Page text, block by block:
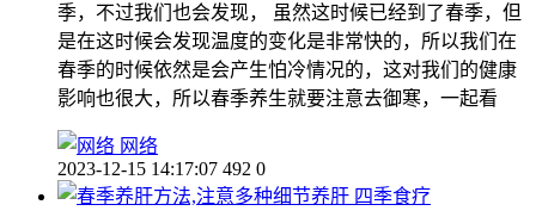
季，不过我们也会发现， 虽然这时候已经到了春季，但
是在这时候会发现温度的变化是非常快的，所以我们在
春季的时候依然是会产生怕冷情况的，这对我们的健康
影响也很大，所以春季养生就要注意去御寒，一起看
网络
2023-12-15 14:17:07 492 0
四季食疗